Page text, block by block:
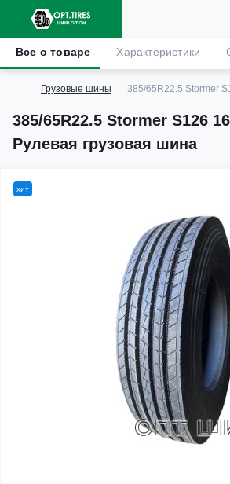
Грузовые шины 385/65R22.5 Stormer
385/65R22.5 Stormer S126
Рулевая грузовая шина
Все о товаре Характеристики
хит